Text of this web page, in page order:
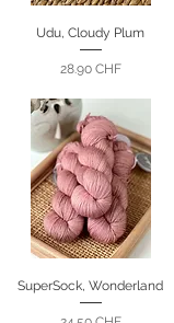
Udu, Cloudy Plum
Prix
28.90 CHF
SuperSock, Wonderland